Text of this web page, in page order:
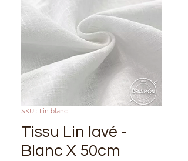
SKU : Lin blanc
Tissu Lin lavé -
Blanc X 50cm